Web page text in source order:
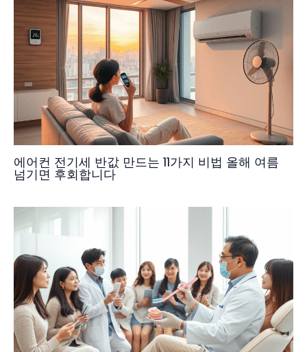
에어컨 전기세 반값 만드는 11가지 비법 올해 여름
넘기면 후회합니다